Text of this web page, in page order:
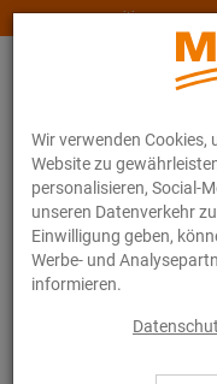
Wir verwenden Cookies,
Website zu
personalisieren, Social-
unseren Datenverkehr
Einwilligung geben,
Werbe- und
informieren.
www.muepro-maritim.com
Online-Katalog
Rohrschellen für die